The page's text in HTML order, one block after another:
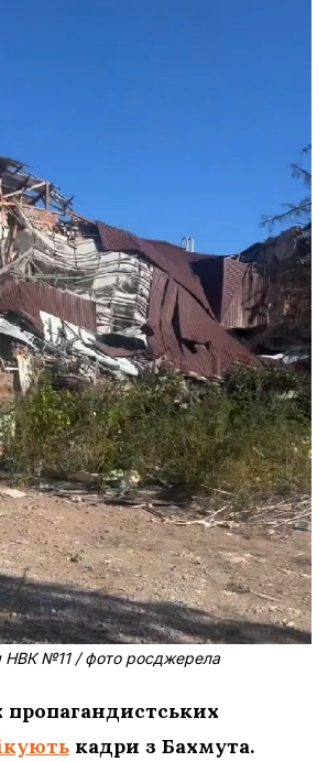
НВК №11 / фото росджерела
пропагандистських
кадри з Бахмута.